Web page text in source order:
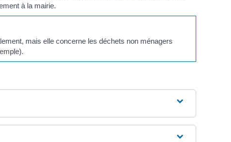
à la mairie.
mais elle concerne les déchets non ménagers